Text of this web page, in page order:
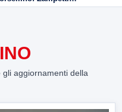
alle polemiche
aggiornamenti della